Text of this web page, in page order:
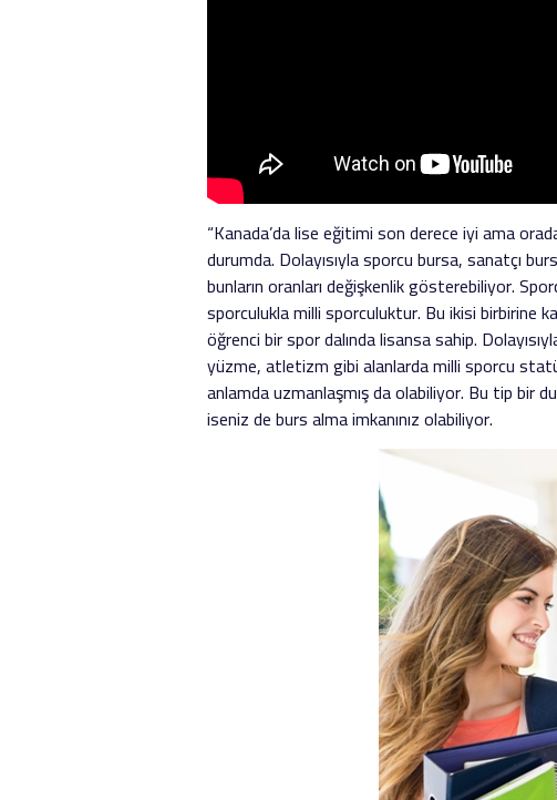
“Kanada’da lise eğitimi son derece iyi ama
durumda. Dolayısıyla sporcu bursa, sanatçı
bunların oranları değişkenlik gösterebiliyor.
sporculukla milli sporculuktur. Bu ikisi birbirine
öğrenci bir spor dalında lisansa sahip.
yüzme, atletizm gibi alanlarda milli sporcu
anlamda uzmanlaşmış da olabiliyor. Bu tip bir
iseniz de burs alma imkanınız olabiliyor.